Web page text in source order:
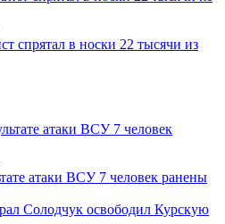
спрятал в носки 22 тысячи из
атаки ВСУ 7 человек ранены